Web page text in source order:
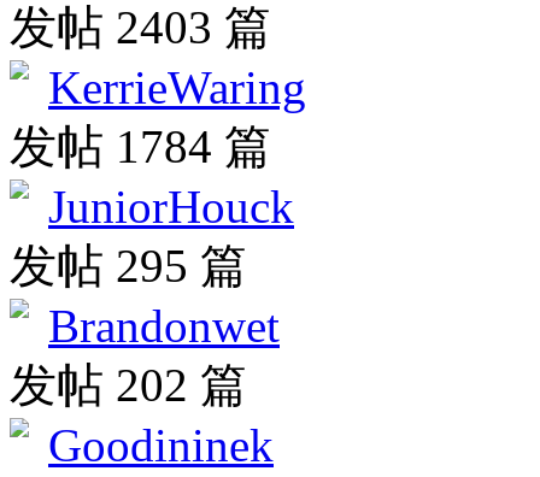
发帖 2403 篇
KerrieWaring
发帖 1784 篇
JuniorHouck
发帖 295 篇
Brandonwet
发帖 202 篇
Goodininek